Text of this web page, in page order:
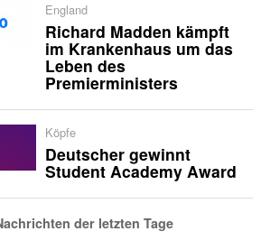
England
Richard Madden kämpft
im Krankenhaus um das
Leben des
Premierministers
Köpfe
Deutscher gewinnt
Student Academy Award
der letzten Tage